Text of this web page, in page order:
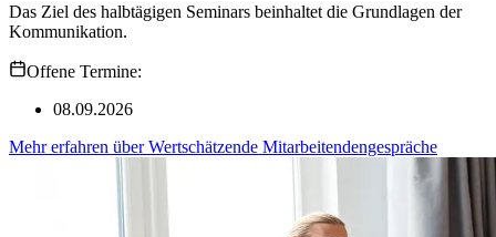
Das Ziel des halbtägigen Seminars beinhaltet die Grundlagen der
Kommunikation.
Offene Termine:
08.09.2026
Mehr erfahren überWertschätzende Mitarbeitendengespräche